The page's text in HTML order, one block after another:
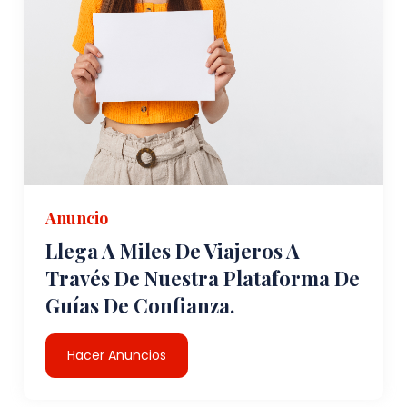
Anuncio
Llega A Miles De Viajeros A
Través De Nuestra Plataforma De
Guías De Confianza.
Hacer Anuncios